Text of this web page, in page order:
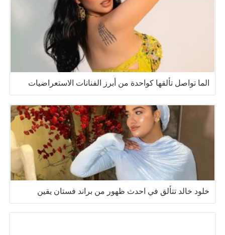
الما تواصل تألقها كواحدة من أبرز الفنانات الاستعراضيات
خلود خالد تتألق في احدث ظهور من براند فستان يقين